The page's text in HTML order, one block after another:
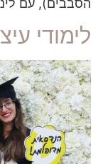
הסבבים), עם
לימודי